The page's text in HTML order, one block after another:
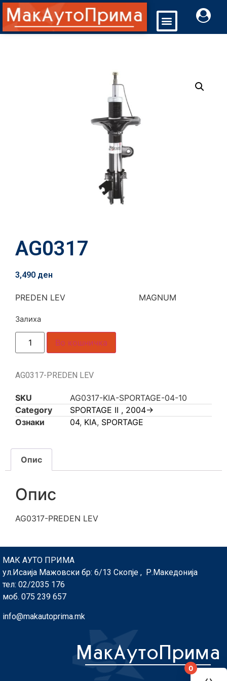
AG0317
3,490 ден
PREDEN LEV MAGNUM
Залиха
Во кошничка
AG0317-PREDEN LEV
SKU
AG0317-KIA-SPORTAGE-04-10
Category
SPORTAGE II , 2004->
Ознаки
04, KIA, SPORTAGE
Опис
Опис
AG0317-PREDEN LEV
МАК АУТО ПРИМА
ул.Исаија Мажовски бр: 6/13 Скопје , Р.Македонија
тел: 02/2035 176
моб. 075 239 657
info@makautoprima.mk
0